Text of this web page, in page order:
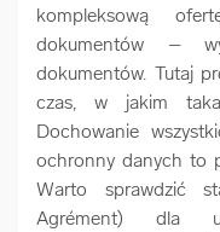
kompleksową
dokumentów –
dokumentów. Tutaj
czas, w jakim taka
Dochowanie
ochronny danych to
Warto sprawdzić
Agrément) dla